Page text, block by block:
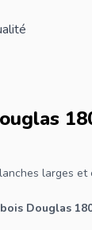
larges et
bois Douglas